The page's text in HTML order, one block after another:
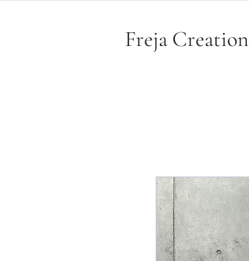
Freja Creation